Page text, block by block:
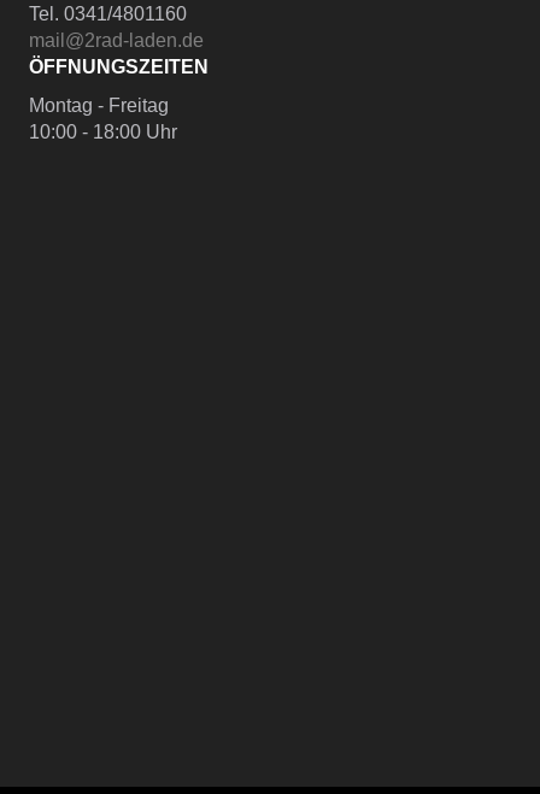
Tel. 0341/4801160
mail@2rad-laden.de
ÖFFNUNGSZEITEN
Montag - Freitag
10:00 - 18:00 Uhr